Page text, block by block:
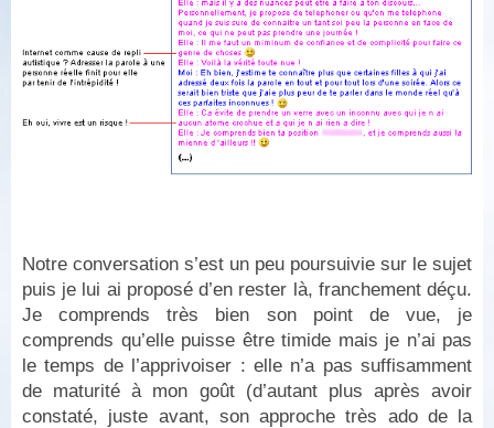
Notre conversation s’est un peu poursuivie sur le sujet
puis je lui ai proposé d’en rester là, franchement déçu.
Je comprends très bien son point de vue, je
comprends qu’elle puisse être timide mais je n’ai pas
le temps de l’apprivoiser : elle n’a pas suffisamment
de maturité à mon goût (d’autant plus après avoir
constaté, juste avant, son approche très ado de la